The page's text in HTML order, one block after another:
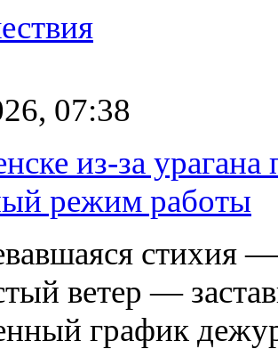
07:38
из-за
режим работы
стихия
ветер —
график